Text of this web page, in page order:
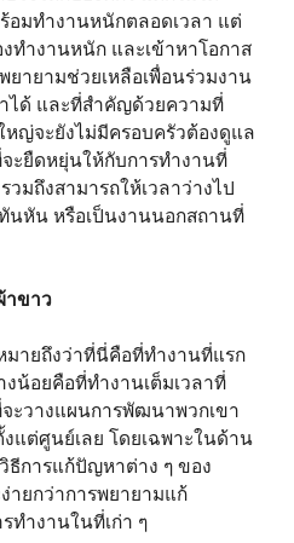
อมทำงานหนักตลอดเวลา แต่
ทำงานหนัก และเข้าหาโอกาส
ยายามช่วยเหลือเพื่อนร่วมงาน
ได้ และที่สำคัญด้วยความที่
ญ่จะยังไม่มีครอบครัวต้องดูแล
ะยืดหยุ่นให้กับการทำงานที่
วมถึงสามารถให้เวลาว่างไป
นหัน หรือเป็นงานนอกสถานที่
าขาว⁣⁣⁣
ายถึงว่าที่นี่คือที่ทำงานที่แรก
งน้อยคือที่ทำงานเต็มเวลาที่
ะวางแผนการพัฒนาพวกเขา
แต่ศูนย์เลย โดยเฉพาะในด้าน
ธีการแก้ปัญหาต่าง ๆ ของ
ายกว่าการพยายามแก้
ทำงานในที่เก่า ๆ